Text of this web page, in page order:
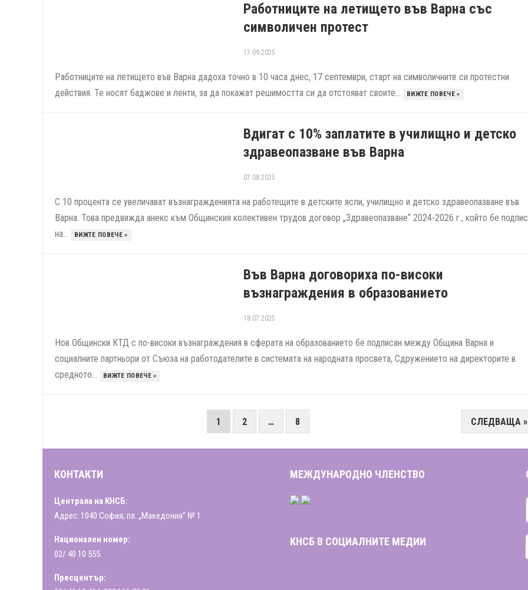
Работниците на летището във Варна със
символичен протест
17.09.2025
Работниците на летището във Варна дадоха точно в 10 часа днес, 17 септември, старт на символичните си протестни
действия. Те носят баджове и ленти, за да покажат решимостта си да отстояват своите...
ВИЖТЕ ПОВЕЧЕ »
Вдигат с 10% заплатите в училищно и детско
здравеопазване във Варна
07.08.2025
С 10 процента се увеличават възнагражденията на работещите в детските ясли, училищно и детско здравеопазване във
Варна. Това предвижда анекс към Общинския колективен трудов договор „Здравеопазване“ 2024-2026 г., който бе
на...
ВИЖТЕ ПОВЕЧЕ »
Във Варна договориха по-високи
възнаграждения в образованието
18.07.2025
Нов Общински КТД с по-високи възнаграждения в сферата на образованието бе подписан между Община Варна и
социалните партньори от Съюза на работодателите в системата на народната просвета, Сдружението на директорите в
средното...
ВИЖТЕ ПОВЕЧЕ »
ПУБЛИКАЦИИТЕ
СТРАНИЦИ
1 2 … 8 СЛЕДВАЩА »
КОНТАКТИ
Централа на КНСБ:
Адрес: 1040 София, пл. „Македония“ № 1
Национален номер:
02/ 40 10 555
Пресцентър:
МЕЖДУНАРОДНО ЧЛЕНСТВО
КНСБ В СОЦИАЛНИТЕ МЕДИИ